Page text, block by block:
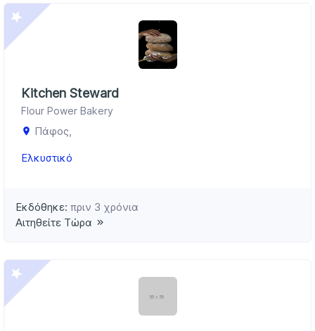
Kitchen Steward
Flour Power Bakery
Πάφος,
Ελκυστικό
Εκδόθηκε: πριν 3 χρόνια
Αιτηθείτε Τώρα